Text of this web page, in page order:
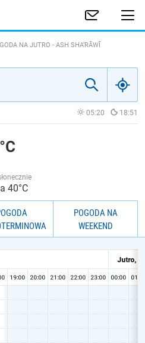
NA JUTRO - ASH SHA‘RĀWĪ
05:20 18:51
40°C
POGODA NA
WEEKEND